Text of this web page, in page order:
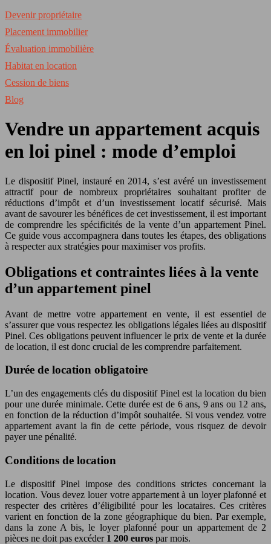
Devenir propriétaire
Placement immobilier
Évaluation immobilière
Habitat en location
Cession de biens
Blog
Vendre un appartement acquis
en loi pinel : mode d’emploi
Le dispositif Pinel, instauré en 2014, s’est avéré un investissement
attractif pour de nombreux propriétaires souhaitant profiter de
réductions d’impôt et d’un investissement locatif sécurisé. Mais
avant de savourer les bénéfices de cet investissement, il est important
de comprendre les spécificités de la vente d’un appartement Pinel.
Ce guide vous accompagnera dans toutes les étapes, des obligations
à respecter aux stratégies pour maximiser vos profits.
Obligations et contraintes liées à la vente
d’un appartement pinel
Avant de mettre votre appartement en vente, il est essentiel de
s’assurer que vous respectez les obligations légales liées au dispositif
Pinel. Ces obligations peuvent influencer le prix de vente et la durée
de location, il est donc crucial de les comprendre parfaitement.
Durée de location obligatoire
L’un des engagements clés du dispositif Pinel est la location du bien
pour une durée minimale. Cette durée est de 6 ans, 9 ans ou 12 ans,
en fonction de la réduction d’impôt souhaitée. Si vous vendez votre
appartement avant la fin de cette période, vous risquez de devoir
payer une pénalité.
Conditions de location
Le dispositif Pinel impose des conditions strictes concernant la
location. Vous devez louer votre appartement à un loyer plafonné et
respecter des critères d’éligibilité pour les locataires. Ces critères
varient en fonction de la zone géographique du bien. Par exemple,
dans la zone A bis, le loyer plafonné pour un appartement de 2
pièces ne doit pas excéder 1 200 euros par mois.